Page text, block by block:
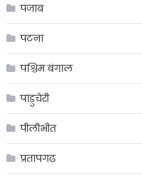
पंजाब
पटना
पश्चिम बंगाल
पांडुचेरी
पीलीभीत
प्रतापगढ़